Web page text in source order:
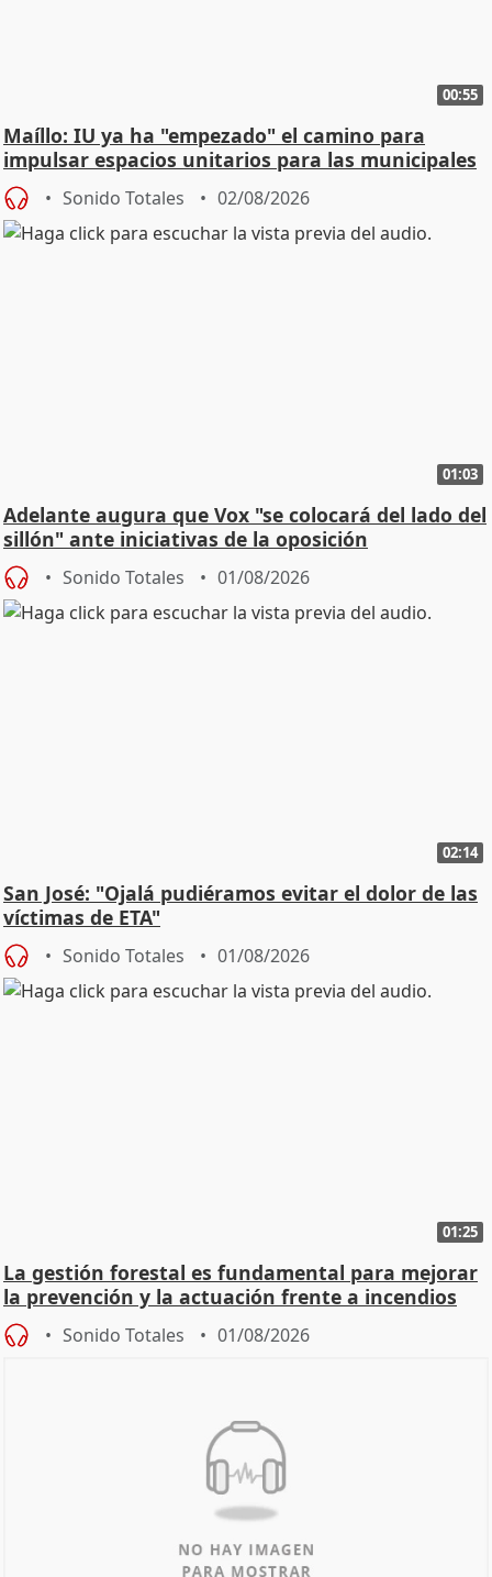
00:55
Maíllo: IU ya ha "empezado" el camino para
impulsar espacios unitarios para las municipales
Sonido Totales 02/08/2026
01:03
Adelante augura que Vox "se colocará del lado del
sillón" ante iniciativas de la oposición
Sonido Totales 01/08/2026
02:14
San José: "Ojalá pudiéramos evitar el dolor de las
víctimas de ETA"
Sonido Totales 01/08/2026
01:25
La gestión forestal es fundamental para mejorar
la prevención y la actuación frente a incendios
Sonido Totales 01/08/2026